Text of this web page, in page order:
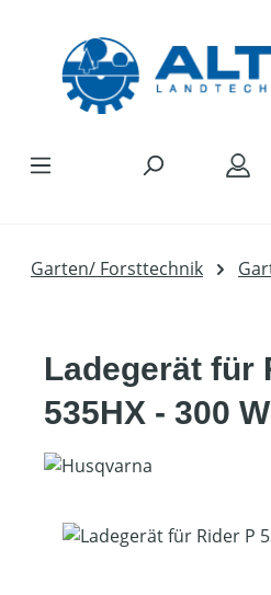
Garten/ Forsttechnik
Ladegerät für
535HX - 300
Bildergalerie überspringen